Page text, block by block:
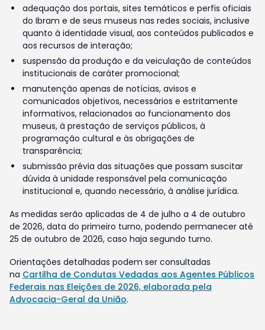
adequação dos portais, sites temáticos e perfis oficiais
do Ibram e de seus museus nas redes sociais, inclusive
quanto à identidade visual, aos conteúdos publicados e
aos recursos de interação;
suspensão da produção e da veiculação de conteúdos
institucionais de caráter promocional;
manutenção apenas de notícias, avisos e
comunicados objetivos, necessários e estritamente
informativos, relacionados ao funcionamento dos
museus, à prestação de serviços públicos, à
programação cultural e às obrigações de
transparência;
submissão prévia das situações que possam suscitar
dúvida à unidade responsável pela comunicação
institucional e, quando necessário, à análise jurídica.
As medidas serão aplicadas de 4 de julho a 4 de outubro
de 2026, data do primeiro turno, podendo permanecer até
25 de outubro de 2026, caso haja segundo turno.
Orientações detalhadas podem ser consultadas
na Cartilha de Condutas Vedadas aos Agentes Públicos
Federais nas Eleições de 2026, elaborada pela
Advocacia-Geral da União.